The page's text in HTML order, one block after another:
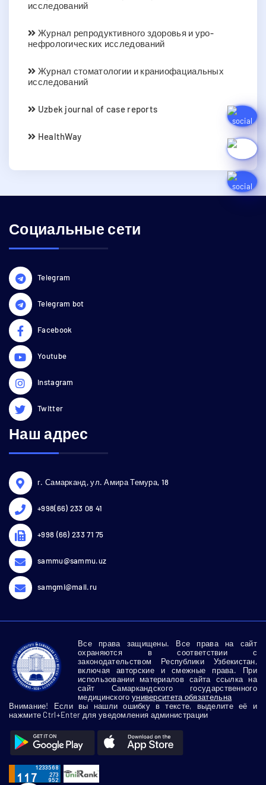
исследований
Журнал репродуктивного здоровья и уро-
нефрологических исследований
Журнал стоматологии и краниофациальных
исследований
Uzbek journal of case reports
HealthWay
Социальные сети
Telegram
Telegram bot
Facebook
Youtube
Instagram
Twitter
Наш адрес
г. Самарканд, ул. Амира Темура, 18
+998(66) 233 08 41
+998 (66) 233 71 75
sammu@sammu.uz
samgmi@mail.ru
Все права защищены. Все права на сайт
охраняются в соответствии с
законодательством Республики Узбекистан,
включая авторские и смежные права. При
использовании материалов сайта ссылка на
сайт Самаркандского государственного
медицинского университета обязательна
Внимание! Если вы нашли ошибку в тексте, выделите её и
нажмите Ctrl+Enter для уведомления администрации